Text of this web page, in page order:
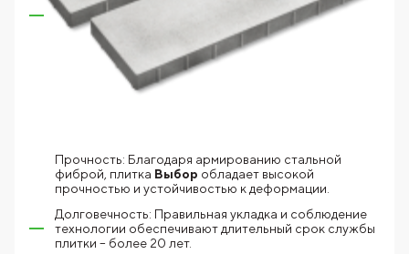
Прочность: Благодаря армированию стальной
фиброй, плитка Выбор обладает высокой
прочностью и устойчивостью к деформации.
Долговечность: Правильная укладка и соблюдение
технологии обеспечивают длительный срок службы
плитки – более 20 лет.